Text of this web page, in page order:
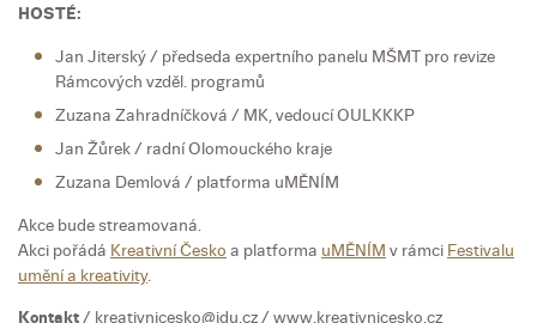
HOSTÉ:
Jan Jiterský / předseda expertního panelu MŠMT pro revize
Rámcových vzděl. programů
Zuzana Zahradníčková / MK, vedoucí OULKKKP
Jan Žůrek / radní Olomouckého kraje
Zuzana Demlová / platforma uMĚNÍM
Akce bude streamovaná.
Akci pořádá Kreativní Česko a platforma uMĚNÍM v rámci Festivalu
umění a kreativity.
Kontakt/ kreativnicesko@idu.cz / www.kreativnicesko.cz